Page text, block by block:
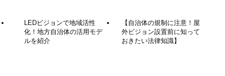
LEDビジョンで地域活性
化！地方自治体の活用モデ
ルを紹介
【自治体の規制に注意！屋
外ビジョン設置前に知って
おきたい法律知識】